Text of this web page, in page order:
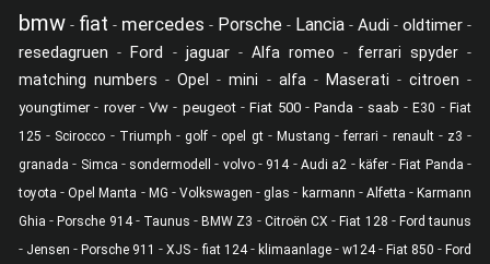
bmw - fiat - mercedes - Porsche - Lancia - Audi - oldtimer -
resedagruen - Ford - jaguar-Alfa romeo - ferrari spyder-
matching numbers -Opel -mini - alfa - Maserati - citroen -
youngtimer- rover-Vw - peugeot-Fiat 500-Panda - saab -E30 -Fiat
125 - Scirocco - Triumph - golf - opel gt- Mustang -ferrari - renault- z3 -
granada - Simca - sondermodell - volvo- 914- Audi a2 - käfer-Fiat Panda -
toyota -Opel Manta - MG - Volkswagen - glas - karmann - Alfetta -Karmann
Ghia -Porsche 914- Taunus -BMW Z3 - Citroën CX -Fiat 128 - Ford taunus
- Jensen -Porsche 911 -XJS -fiat 124- klimaanlage- w124- Fiat 850 -Ford